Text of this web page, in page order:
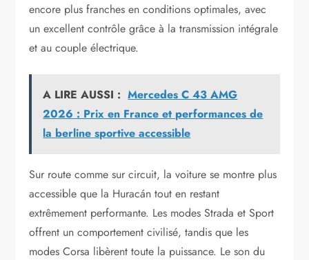
encore plus franches en conditions optimales, avec
un excellent contrôle grâce à la transmission intégrale
et au couple électrique.
A LIRE AUSSI : Mercedes C 43 AMG
2026 : Prix en France et performances de
la berline sportive accessible
Sur route comme sur circuit, la voiture se montre plus
accessible que la Huracán tout en restant
extrêmement performante. Les modes Strada et Sport
offrent un comportement civilisé, tandis que les
modes Corsa libèrent toute la puissance. Le son du